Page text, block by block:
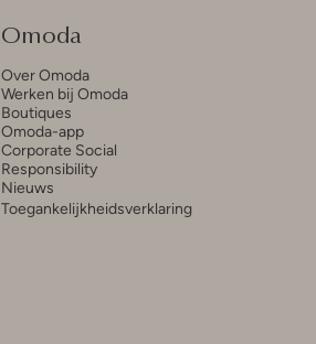
Omoda
Over Omoda
Werken bij Omoda
Boutiques
Omoda-app
Corporate Social
Responsibility
Nieuws
Toegankelijkheidsverklaring